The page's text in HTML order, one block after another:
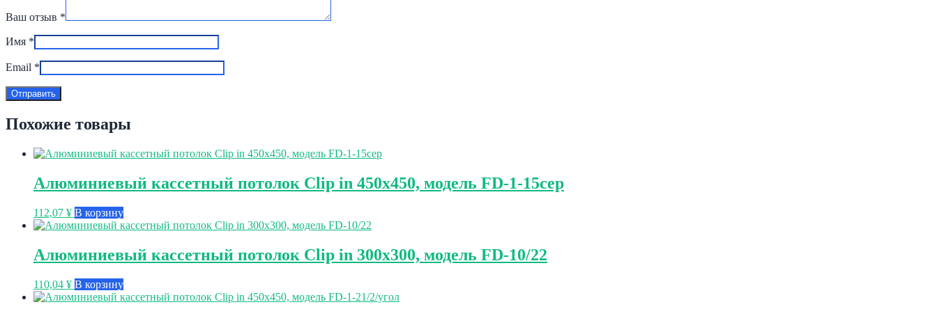
Ваш отзыв *
Имя *
Email *
Похожие товары
Алюминиевый кассетный потолок Clip in 450х450, модель FD-1-15сер
112,07 ¥ В корзину
Алюминиевый кассетный потолок Clip in 300х300, модель FD-10/22
110,04 ¥ В корзину